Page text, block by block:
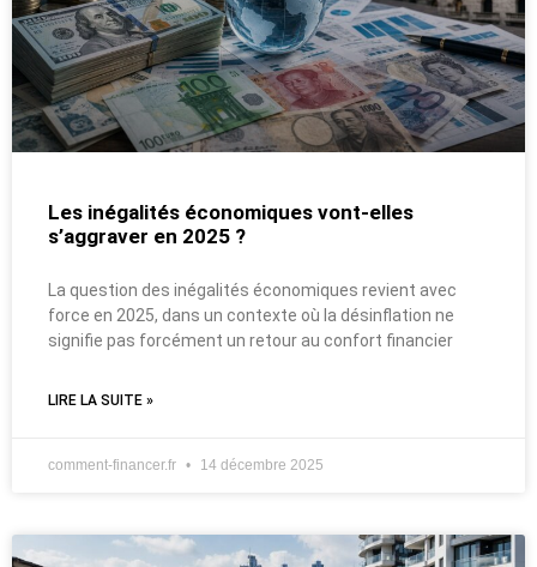
Les inégalités économiques vont-elles
s’aggraver en 2025 ?
La question des inégalités économiques revient avec
force en 2025, dans un contexte où la désinflation ne
signifie pas forcément un retour au confort financier
LIRE LA SUITE »
comment-financer.fr 14 décembre 2025